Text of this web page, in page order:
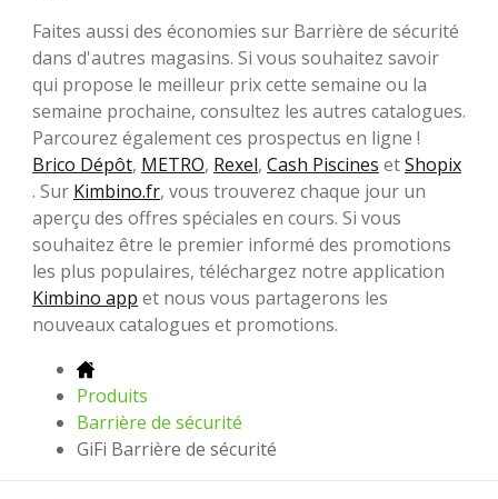
Faites aussi des économies sur Barrière de sécurité
dans d'autres magasins. Si vous souhaitez savoir
qui propose le meilleur prix cette semaine ou la
semaine prochaine, consultez les autres catalogues.
Parcourez également ces prospectus en ligne !
Brico Dépôt, METRO, Rexel, Cash Piscines etShopix
. Sur Kimbino.fr, vous trouverez chaque jour un
aperçu des offres spéciales en cours. Si vous
souhaitez être le premier informé des promotions
les plus populaires, téléchargez notre application
Kimbino app et nous vous partagerons les
nouveaux catalogues et promotions.
Produits
Barrière de sécurité
GiFi Barrière de sécurité